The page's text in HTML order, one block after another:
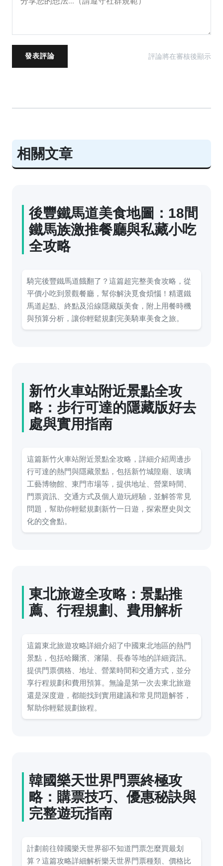
發表評論 評論將在審核後顯示
相關文章
後豐鐵馬道美食地圖：18間
鐵馬族激推餐廳與私藏小吃
全攻略
騎完後豐鐵馬道餓翻了？這篇超完整美食攻略，從
平價小吃到景觀餐廳，幫你解決覓食煩惱！精選鐵
馬道起點、終點及沿線隱藏版美食，附上用餐時機
與預算分析，讓你輕鬆規劃完美騎車美食之旅。
新竹火車站附近景點全攻
略：步行可達的隱藏版好去
處與實用指南
這篇新竹火車站附近景點全攻略，詳細介紹周邊步
行可達的熱門與隱藏景點，包括新竹城隍廟、玻璃
工藝博物館、東門市場等，提供地址、營業時間、
門票資訊、交通方式及個人遊玩經驗，並解答常見
問題，幫助你輕鬆規劃新竹一日遊，探索歷史與文
化的交會點。
東北旅遊全攻略：景點推
薦、行程規劃、費用解析
這篇東北旅遊攻略詳細介紹了中國東北地區的熱門
景點，包括哈爾濱、瀋陽、長春等地的詳細資訊。
提供門票價格、地址、營業時間和交通方式，並分
享行程規劃和費用預算。無論是第一次去東北旅遊
還是深度遊，都能找到實用建議和常見問題解答，
幫助你輕鬆規劃旅程。
韓國樂天世界門票終極攻
略：購票技巧、優惠秘訣與
完整遊玩指南
計劃前往韓國樂天世界卻不知道門票怎麼買最划
算？這篇攻略詳細解析樂天世界門票種類、價格比